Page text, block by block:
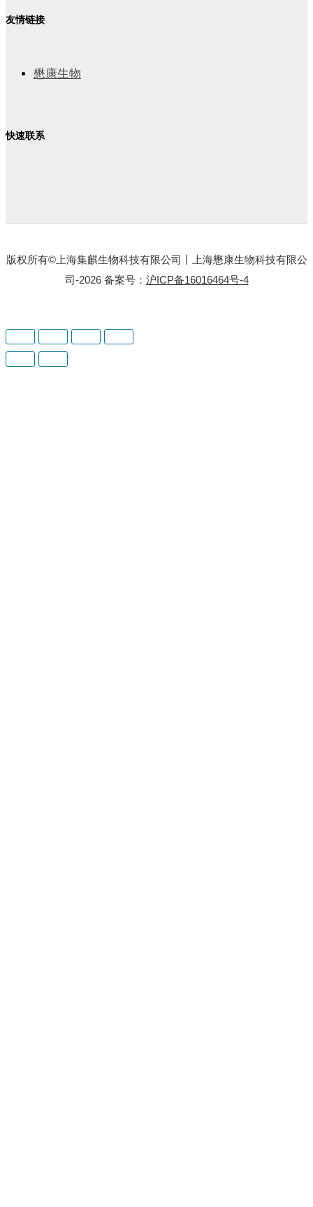
友情链接
懋康生物
快速联系
版权所有©上海集麒生物科技有限公司丨上海懋康生物科技有限公
司-2026 备案号： 沪ICP备16016464号-4